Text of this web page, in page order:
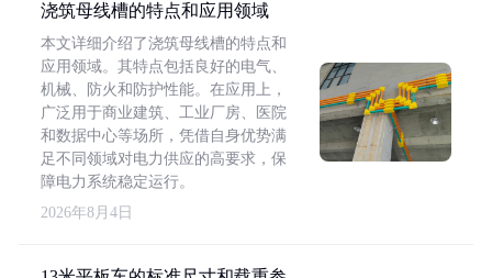
浇筑母线槽的特点和应用领域
本文详细介绍了浇筑母线槽的特点和
应用领域。其特点包括良好的电气、
机械、防火和防护性能。在应用上，
广泛用于商业建筑、工业厂房、医院
和数据中心等场所，凭借自身优势满
足不同领域对电力供应的高要求，保
障电力系统稳定运行。
2026年8月4日